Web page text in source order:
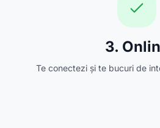
3.
Te conectezi și te bucuri de